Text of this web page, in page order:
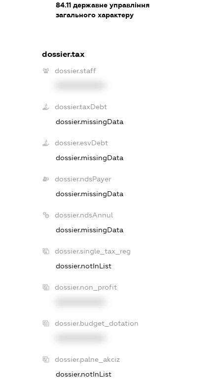
84.11державне управління
загального характеру
dossier.tax
dossier.staff
dossier.taxDebt
dossier.missingData
dossier.esvDebt
dossier.missingData
dossier.ndsPayer
dossier.missingData
dossier.ndsAnnul
dossier.missingData
dossier.single_tax_reg
dossier.notInList
dossier.non_profit
dossier.budget_dotation
dossier.palne_akciz
dossier.notInList